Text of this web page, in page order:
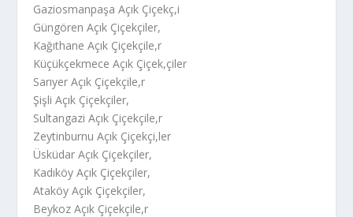
Gaziosmanpaşa Açık Çiçekç,i
Güngören Açık Çiçekçiler,
Kağıthane Açık Çiçekçile,r
Küçükçekmece Açık Çiçek,çiler
Sarıyer Açık Çiçekçile,r
Şişli Açık Çiçekçiler,
Sultangazi Açık Çiçekçile,r
Zeytinburnu Açık Çiçekçi,ler
Üsküdar Açık Çiçekçiler,
Kadıköy Açık Çiçekçiler,
Ataköy Açık Çiçekçiler,
Beykoz Açık Çiçekçile,r